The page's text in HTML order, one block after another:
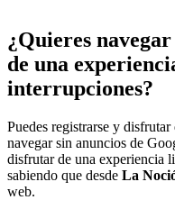
¿Quieres
de una
interrupciones?
Puedes registrarse y disfrutar
navegar sin anuncios de
disfrutar de una experiencia
sabiendo que desde La
web.